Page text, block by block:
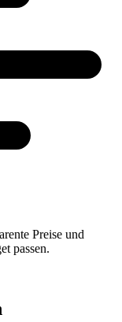
Preise und
passen.